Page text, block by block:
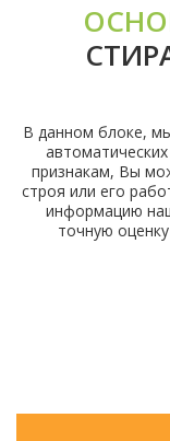
В данном блоке,
признакам, Вы
строя или его
информацию
точную